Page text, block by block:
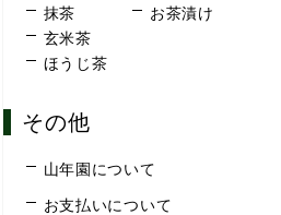
抹茶
玄米茶
ほうじ茶
お茶漬け
その他
山年園について
お支払いについて